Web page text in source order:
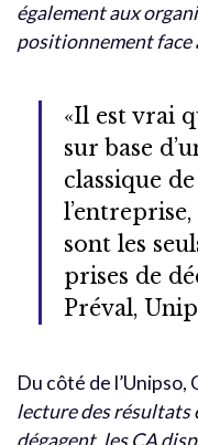
également aux
positionnement face
«Il est vrai
sur base
classique
sont les
prises de
Préval,
Du côté de
lecture des résultats
dégagent, les CA